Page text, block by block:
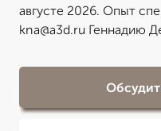
августе 2026. Опыт
kna@a3d.ru Геннадию